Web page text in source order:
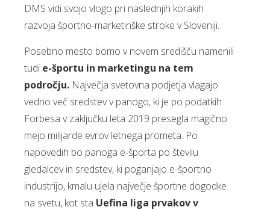
DMS vidi svojo vlogo pri naslednjih korakih
razvoja športno-marketinške stroke v Sloveniji.
Posebno mesto bomo v novem središču namenili
tudi e-športu in marketingu na tem
področju. Največja svetovna podjetja vlagajo
vedno več sredstev v panogo, ki je po podatkih
Forbesa v zaključku leta 2019 presegla magično
mejo milijarde evrov letnega prometa. Po
napovedih bo panoga e-športa po številu
gledalcev in sredstev, ki poganjajo e-športno
industrijo, kmalu ujela največje športne dogodke
na svetu, kot sta Uefina liga prvakov v